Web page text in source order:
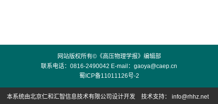
网站版权所有©《高压物理学报》编辑部
联系电话：0816-2490042 E-mail： gaoya@caep.cn
蜀ICP备11011126号-2
本系统由北京仁和汇智信息技术有限公司 设计开发 技术支持： info@rhhz.net